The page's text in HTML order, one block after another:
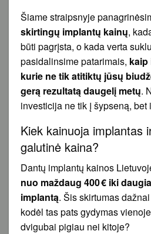
Šiame straipsnyje
skirtingų implantų kainų,
būti pagrįsta, o kada verta
pasidalinsime patarimais,
kurie ne tik atitiktų jūsų
gerą rezultatą daugelį metų.
investicija ne tik į šypseną, bet
Kiek kainuoja implantas
galutinė kaina?
Dantų implantų kainos
nuo maždaug 400 € iki
implantą. Šis skirtumas
kodėl tas pats gydymas
dvigubai pigiau nei kitoje?